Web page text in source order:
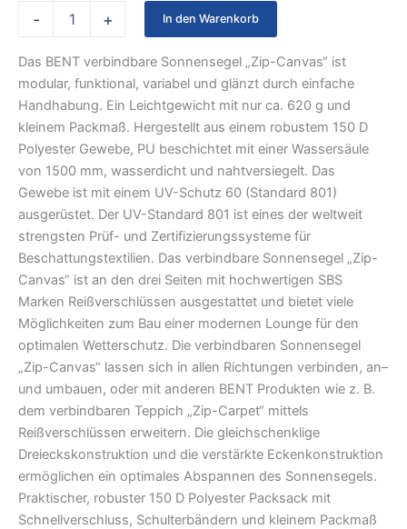
- + In den Warenkorb
Das BENT verbindbare Sonnensegel „Zip-Canvas“ ist
modular, funktional, variabel und glänzt durch einfache
Handhabung. Ein Leichtgewicht mit nur ca. 620 g und
kleinem Packmaß. Hergestellt aus einem robustem 150 D
Polyester Gewebe, PU beschichtet mit einer Wassersäule
von 1500 mm, wasserdicht und nahtversiegelt. Das
Gewebe ist mit einem UV-Schutz 60 (Standard 801)
ausgerüstet. Der UV-Standard 801 ist eines der weltweit
strengsten Prüf- und Zertifizierungssysteme für
Beschattungstextilien. Das verbindbare Sonnensegel „Zip-
Canvas“ ist an den drei Seiten mit hochwertigen SBS
Marken Reißverschlüssen ausgestattet und bietet viele
Möglichkeiten zum Bau einer modernen Lounge für den
optimalen Wetterschutz. Die verbindbaren Sonnensegel
„Zip-Canvas“ lassen sich in allen Richtungen verbinden, an–
und umbauen, oder mit anderen BENT Produkten wie z. B.
dem verbindbaren Teppich „Zip-Carpet“ mittels
Reißverschlüssen erweitern. Die gleichschenklige
Dreieckskonstruktion und die verstärkte Eckenkonstruktion
ermöglichen ein optimales Abspannen des Sonnensegels.
Praktischer, robuster 150 D Polyester Packsack mit
Schnellverschluss, Schulterbändern und kleinem Packmaß